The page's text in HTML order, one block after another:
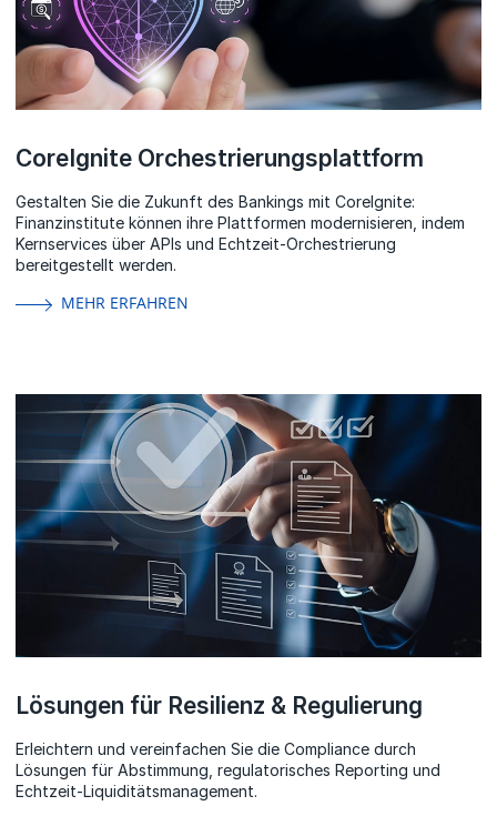
CoreIgnite Orchestrierungsplattform
Gestalten Sie die Zukunft des Bankings mit CoreIgnite:
Finanzinstitute können ihre Plattformen modernisieren, indem
Kernservices über APIs und Echtzeit-Orchestrierung
bereitgestellt werden.
MEHR ERFAHREN
Lösungen für Resilienz & Regulierung
Erleichtern und vereinfachen Sie die Compliance durch
Lösungen für Abstimmung, regulatorisches Reporting und
Echtzeit-Liquiditätsmanagement.